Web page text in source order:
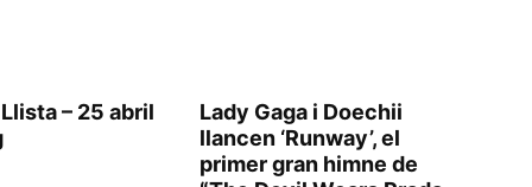
– 25 abril
Lady Gaga i Doechii
llancen ‘Runway’, el
primer gran himne de